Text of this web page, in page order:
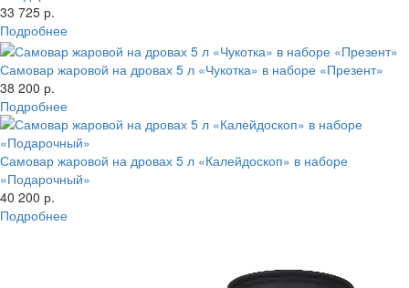
33 725 р.
Подробнее
Самовар жаровой на дровах 5 л «Чукотка» в наборе «Презент»
38 200 р.
Подробнее
Самовар жаровой на дровах 5 л «Калейдоскоп» в наборе
«Подарочный»
40 200 р.
Подробнее